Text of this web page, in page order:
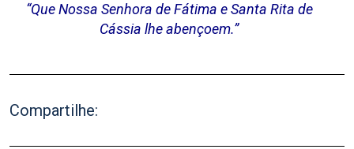
“Que Nossa Senhora de Fátima e Santa Rita de
Cássia lhe abençoem.”
Compartilhe: